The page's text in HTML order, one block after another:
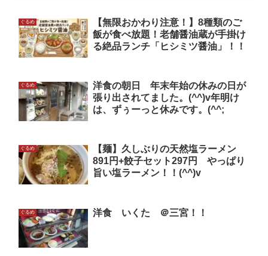
ぐるめ
【無限おかわり注意！】8種類のご
飯が食べ放題！老舗醤油蔵が手掛け
る絶品ランチ「ヒシミツ醤油」！！
ぐるめ
洋食の朝日 年末年始の休みの日が
張り出されてました。(^^)v年明け
は、ずぅーっと休みです。(^^;
ぐるめ
【麺】久しぶりの天然塩ラーメン
891円+餃子セット297円 やっぱり
旨い塩ラーメン！！(^^)v
ぐるめ 洋食 いくた ＠三宮！！